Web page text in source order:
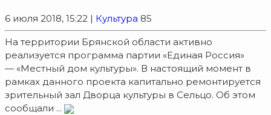
6 июля 2018, 15:22 | Культура 85
На территории Брянской области активно
реализуется программа партии «Единая Россия»
— «Местный дом культуры». В настоящий момент в
рамках данного проекта капитально ремонтируется
зрительный зал Дворца культуры в Сельцо. Об этом
сообщали ...